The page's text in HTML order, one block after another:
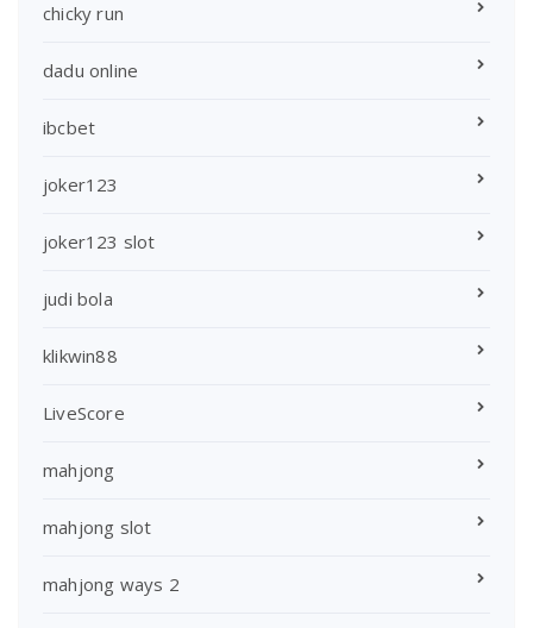
chicky run
dadu online
ibcbet
joker123
joker123 slot
judi bola
klikwin88
LiveScore
mahjong
mahjong slot
mahjong ways 2